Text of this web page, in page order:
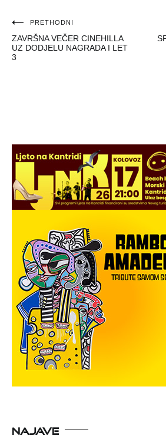
Navigacija
objava
PRETHODNI
ZAVRŠNA VEČER CINEHILLA
UZ DODJELU NAGRADA I LET
3
NAJAVE